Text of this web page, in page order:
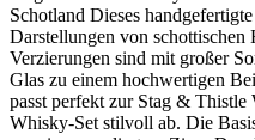
Schotland Dieses
Darstellungen von
Verzierungen sind mit großer
Glas zu einem hochwertigen
passt perfekt zur Stag &
Whisky-Set stilvoll ab. Die